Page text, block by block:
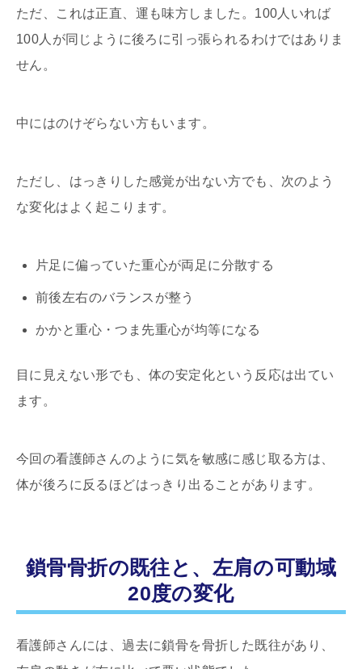
ただ、これは正直、運も味方しました。100人いれば
100人が同じように後ろに引っ張られるわけではありま
せん。
中にはのけぞらない方もいます。
ただし、はっきりした感覚が出ない方でも、次のよう
な変化はよく起こります。
片足に偏っていた重心が両足に分散する
前後左右のバランスが整う
かかと重心・つま先重心が均等になる
目に見えない形でも、体の安定化という反応は出てい
ます。
今回の看護師さんのように気を敏感に感じ取る方は、
体が後ろに反るほどはっきり出ることがあります。
鎖骨骨折の既往と、左肩の可動域
20度の変化
看護師さんには、過去に鎖骨を骨折した既往があり、